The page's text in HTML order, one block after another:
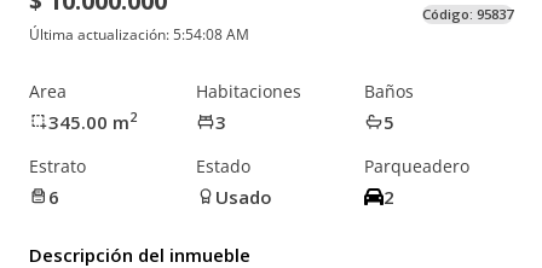
Última actualización:5:54:08 AM
Código: 95837
Area
345.00 m2
Habitaciones
3
Baños
5
Estrato
6
Estado
Usado
Parqueadero
2
Descripción del inmueble